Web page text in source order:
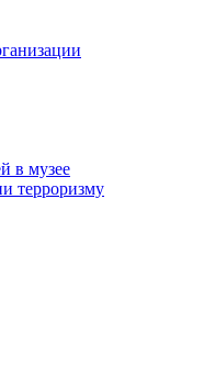
в музее
терроризму